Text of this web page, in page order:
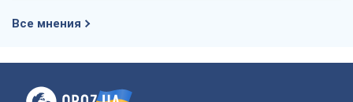
Все мнения